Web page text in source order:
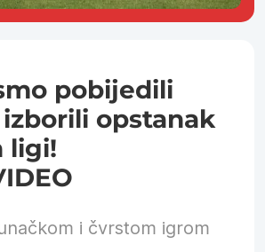
pobijedili
opstanak
ligi!
i čvrstom igrom